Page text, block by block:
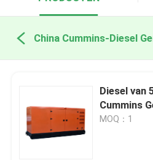
China Cummins-Diesel
Diesel van
Cummins
MOQ：1